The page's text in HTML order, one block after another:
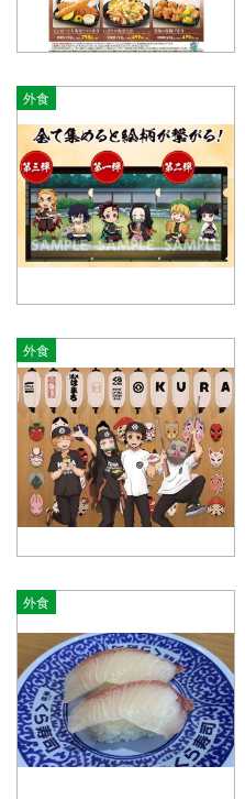
外食
外食
外食